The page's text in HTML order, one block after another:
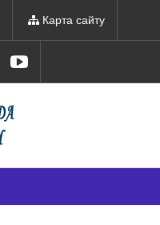
Карта сайту